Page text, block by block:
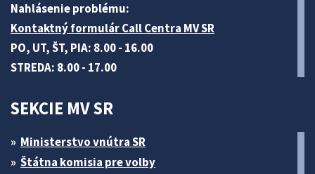
Nahlásenie problému:
Kontaktný formulár Call Centra MV SR
PO, UT, ŠT, PIA: 8.00 - 16.00
STREDA: 8.00 - 17.00
SEKCIE MV SR
Ministerstvo vnútra SR
Štátna komisia pre volby